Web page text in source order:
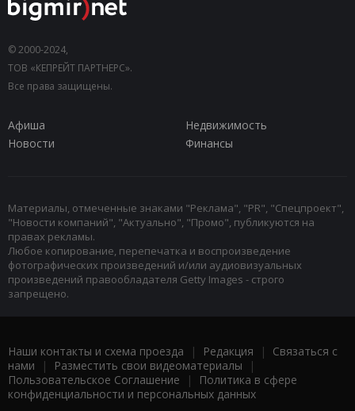
© 2000-2024,
ТОВ «КЕПРЕЙТ ПАРТНЕРС».
Все права защищены.
Афиша
Недвижимость
Новости
Финансы
Материалы, отмеченные знаками "Реклама", "PR", "Спецпроект",
"Новости компаний", "Актуально", "Промо", публикуются на
правах рекламы.
Любое копирование, перепечатка и воспроизведение
фотографических произведений и/или аудиовизуальных
произведений правообладателя Getty Images - строго
запрещено.
Наши контакты и схема проезда | Редакция | Связаться с
нами | Разместить свои видеоматериалы |
Пользовательское Соглашение |
Политика в сфере
конфиденциальности и персональных данных